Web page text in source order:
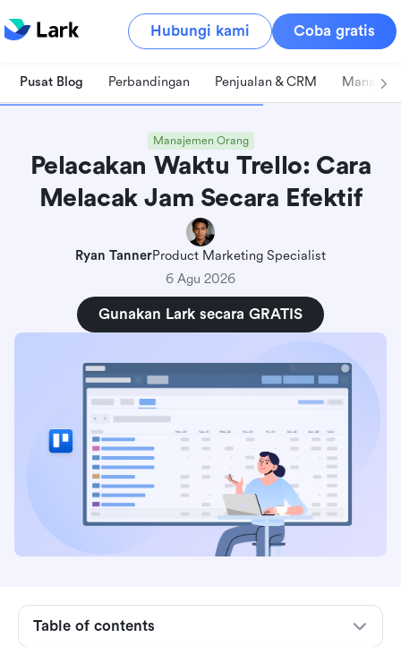
Hubungi kami Coba gratis
Pusat Blog Perbandingan Penjualan & CRM
Manajemen Orang
Pelacakan Waktu Trello: Cara
Melacak Jam Secara Efektif
Ryan TannerProduct Marketing Specialist
6 Agu 2026
Gunakan Lark secara GRATIS
Table of contents
Apakah Trello memiliki pelacakan waktu